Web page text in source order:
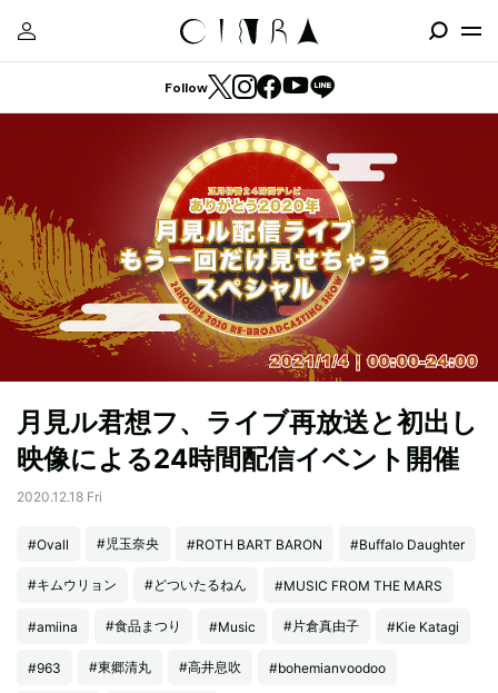
Follow
月見ル君想フ、ライブ再放送と初出し
映像による24時間配信イベント開催
2020.12.18 Fri
#Ovall #児玉奈央 #ROTH BART BARON #Buffalo Daughter
#キムウリョン #どついたるねん #MUSIC FROM THE MARS
#amiina #食品まつり #Music #片倉真由子 #Kie Katagi
#963 #東郷清丸 #高井息吹 #bohemianvoodoo